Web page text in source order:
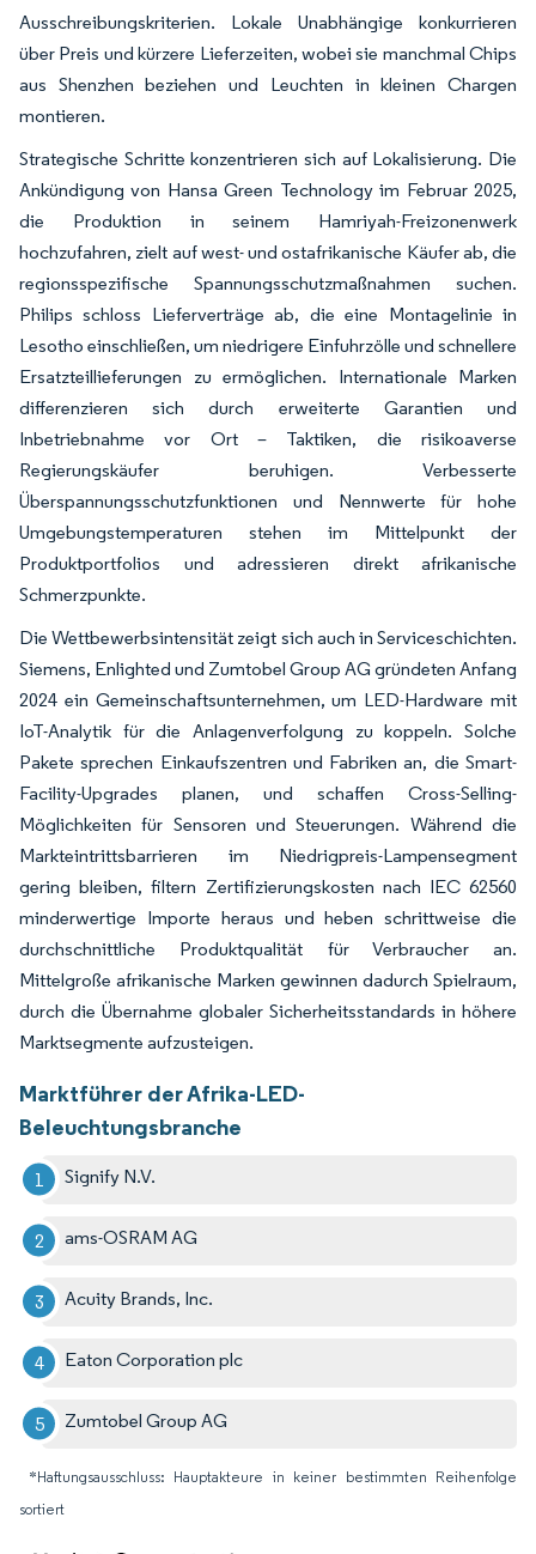
Ausschreibungskriterien. Lokale Unabhängige konkurrieren
über Preis und kürzere Lieferzeiten, wobei sie manchmal Chips
aus Shenzhen beziehen und Leuchten in kleinen Chargen
montieren.
Strategische Schritte konzentrieren sich auf Lokalisierung. Die
Ankündigung von Hansa Green Technology im Februar 2025,
die Produktion in seinem Hamriyah-Freizonenwerk
hochzufahren, zielt auf west- und ostafrikanische Käufer ab, die
regionsspezifische Spannungsschutzmaßnahmen suchen.
Philips schloss Lieferverträge ab, die eine Montagelinie in
Lesotho einschließen, um niedrigere Einfuhrzölle und schnellere
Ersatzteillieferungen zu ermöglichen. Internationale Marken
differenzieren sich durch erweiterte Garantien und
Inbetriebnahme vor Ort – Taktiken, die risikoaverse
Regierungskäufer beruhigen. Verbesserte
Überspannungsschutzfunktionen und Nennwerte für hohe
Umgebungstemperaturen stehen im Mittelpunkt der
Produktportfolios und adressieren direkt afrikanische
Schmerzpunkte.
Die Wettbewerbsintensität zeigt sich auch in Serviceschichten.
Siemens, Enlighted und Zumtobel Group AG gründeten Anfang
2024 ein Gemeinschaftsunternehmen, um LED-Hardware mit
IoT-Analytik für die Anlagenverfolgung zu koppeln. Solche
Pakete sprechen Einkaufszentren und Fabriken an, die Smart-
Facility-Upgrades planen, und schaffen Cross-Selling-
Möglichkeiten für Sensoren und Steuerungen. Während die
Markteintrittsbarrieren im Niedrigpreis-Lampensegment
gering bleiben, filtern Zertifizierungskosten nach IEC 62560
minderwertige Importe heraus und heben schrittweise die
durchschnittliche Produktqualität für Verbraucher an.
Mittelgroße afrikanische Marken gewinnen dadurch Spielraum,
durch die Übernahme globaler Sicherheitsstandards in höhere
Marktsegmente aufzusteigen.
Marktführer der Afrika-LED-
Beleuchtungsbranche
Signify N.V.
ams-OSRAM AG
Acuity Brands, Inc.
Eaton Corporation plc
Zumtobel Group AG
*Haftungsausschluss: Hauptakteure in keiner bestimmten Reihenfolge
sortiert